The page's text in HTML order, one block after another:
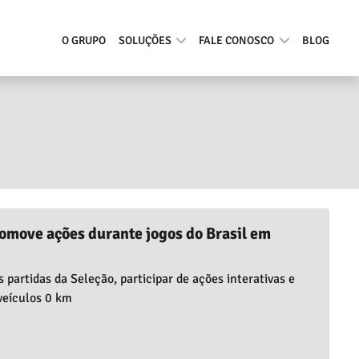
O GRUPO SOLUÇÕES FALE CONOSCO BLOG
ações durante jogos do Brasil em
partidas da Seleção, participar de ações interativas e
0 km